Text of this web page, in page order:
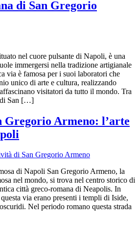
di San Gregorio
nel cuore pulsante di Napoli, è una
immergersi nella tradizione artigianale
via è famosa per i suoi laboratori che
unico di arte e cultura, realizzando
visitatori da tutto il mondo. Tra
di San […]
Gregorio Armeno: l’arte
di Napoli San Gregorio Armeno, la
nel mondo, si trova nel centro storico di
città greco-romana di Neapolis. In
via erano presenti i templi di Iside,
Nel periodo romano questa strada